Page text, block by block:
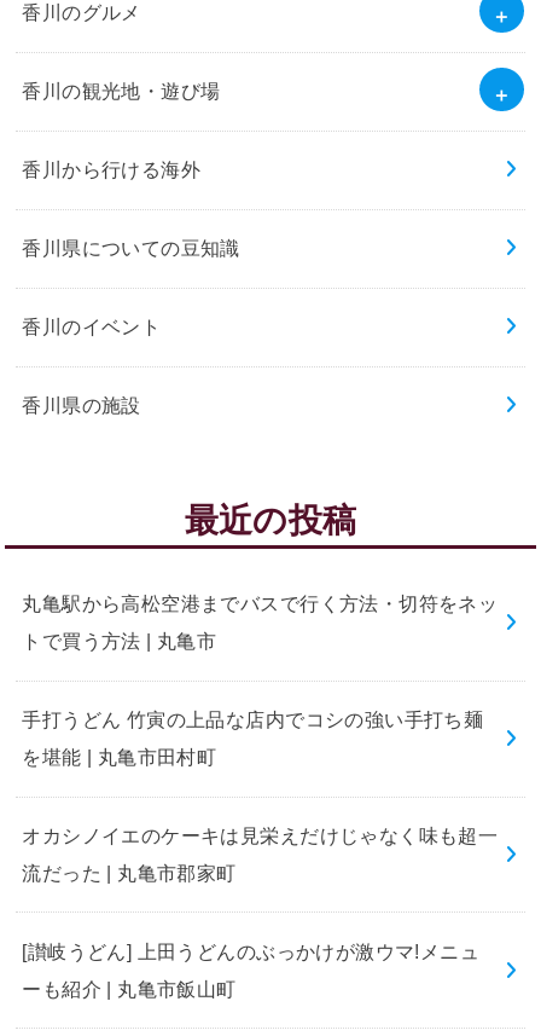
香川のグルメ
香川の観光地・遊び場
香川から行ける海外
香川県についての豆知識
香川のイベント
香川県の施設
最近の投稿
丸亀駅から高松空港までバスで行く方法・切符をネッ
トで買う方法 | 丸亀市
手打うどん 竹寅の上品な店内でコシの強い手打ち麺
を堪能 | 丸亀市田村町
オカシノイエのケーキは見栄えだけじゃなく味も超一
流だった | 丸亀市郡家町
[讃岐うどん] 上田うどんのぶっかけが激ウマ!メニュ
ーも紹介 | 丸亀市飯山町